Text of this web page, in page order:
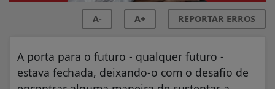
A- A+ REPORTAR ERROS
A porta para o futuro - qualquer futuro -
estava fechada, deixando-o com o desafio de